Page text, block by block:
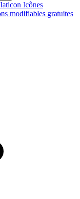
Icônes
modifiables gratuites